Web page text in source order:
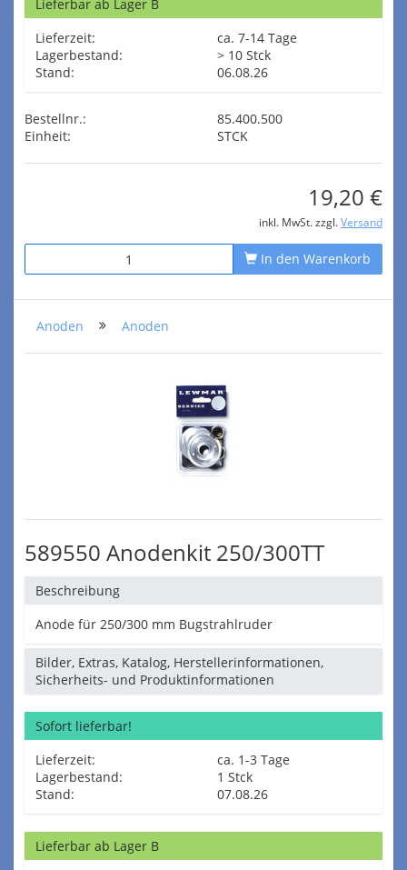
Lieferbar ab Lager B
Lieferzeit:
ca. 7-14 Tage
Lagerbestand:
> 10 Stck
Stand:
06.08.26
Bestellnr.:
85.400.500
Einheit:
STCK
19,20 €
inkl. MwSt. zzgl. Versand
In den Warenkorb
Anoden Anoden
589550 Anodenkit 250/300TT
Beschreibung
Anode für 250/300 mm Bugstrahlruder
Bilder, Extras, Katalog, Herstellerinformationen,
Sicherheits- und Produktinformationen
Sofort lieferbar!
Lieferzeit:
ca. 1-3 Tage
Lagerbestand:
1 Stck
Stand:
07.08.26
Lieferbar ab Lager B